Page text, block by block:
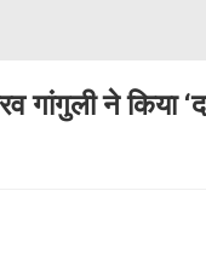
ने किया